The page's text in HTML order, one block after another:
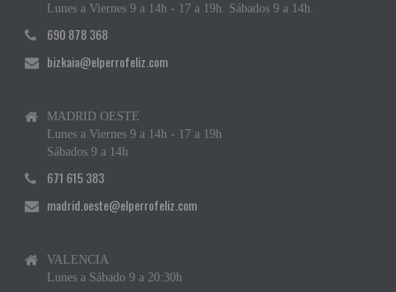
Lunes a Viernes 9 a 14h - 17 a 19h. Sábados 9 a 14h.
690 878 368
bizkaia@elperrofeliz.com
MADRID OESTE
Lunes a Viernes 9 a 14h - 17 a 19h
Sábados 9 a 14h
671 615 383
madrid.oeste@elperrofeliz.com
VALENCIA
Lunes a Sábado 9 a 20:30h